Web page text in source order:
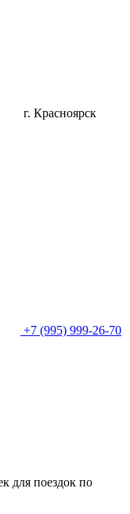
г. Красноярск
+7 (995) 999-26-70
для поездок по